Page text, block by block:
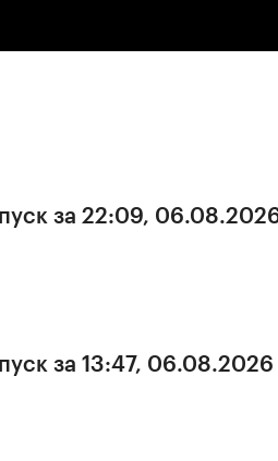
за 22:09,
за 13:47, 06.08.2026